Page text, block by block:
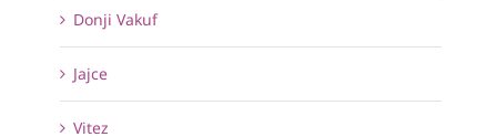
Donji Vakuf
Jajce
Vitez